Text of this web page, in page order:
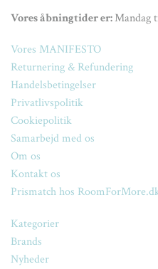
Vores åbningtider er:Mandag
Vores MANIFESTO
Returnering & Refundering
Handelsbetingelser
Privatlivspolitik
Cookiepolitik
Samarbejd med os
Om os
Kontakt os
Prismatch hos
Kategorier
Brands
Nyheder